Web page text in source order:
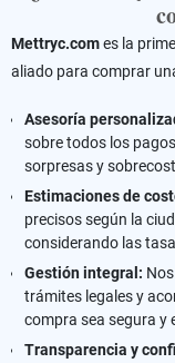
Mettryc.comes la
aliado para comprar
Asesoría
sobre todos los
sorpresas y
Estimaciones de
precisos según la
considerando las
Gestión integral:
trámites legales y
compra sea segura y
Transparencia y